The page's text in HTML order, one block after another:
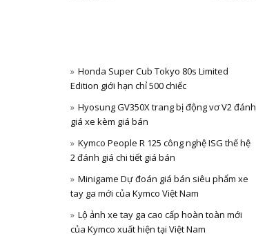
Honda Super Cub Tokyo 80s Limited
Edition giới hạn chỉ 500 chiếc
Hyosung GV350X trang bị động vơ V2 đánh
giá xe kèm giá bán
Kymco People R 125 công nghệ ISG thế hệ
2 đánh giá chi tiết giá bán
Minigame Dự đoán giá bán siêu phẩm xe
tay ga mới của Kymco Việt Nam
Lộ ảnh xe tay ga cao cấp hoàn toàn mới
của Kymco xuất hiện tại Việt Nam